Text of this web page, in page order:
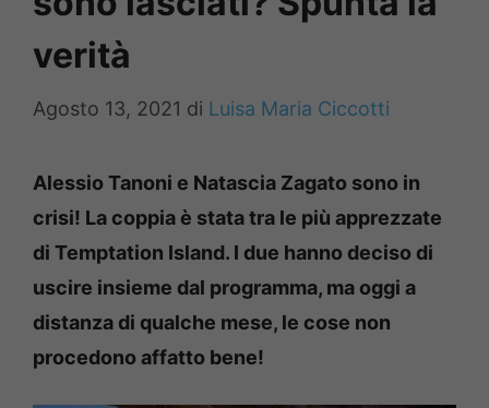
verità
Agosto 13, 2021 di Luisa Maria Ciccotti
Alessio Tanoni e Natascia Zagato sono in
crisi! La coppia è stata tra le più apprezzate
di Temptation Island. I due hanno deciso di
uscire insieme dal programma, ma oggi a
distanza di qualche mese, le cose non
procedono affatto bene!